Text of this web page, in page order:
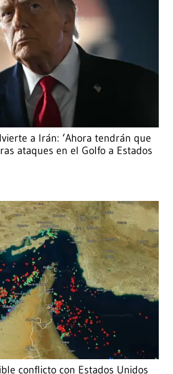
a Irán: ‘Ahora tendrán que
ataques en el Golfo a Estados
conflicto con Estados Unidos